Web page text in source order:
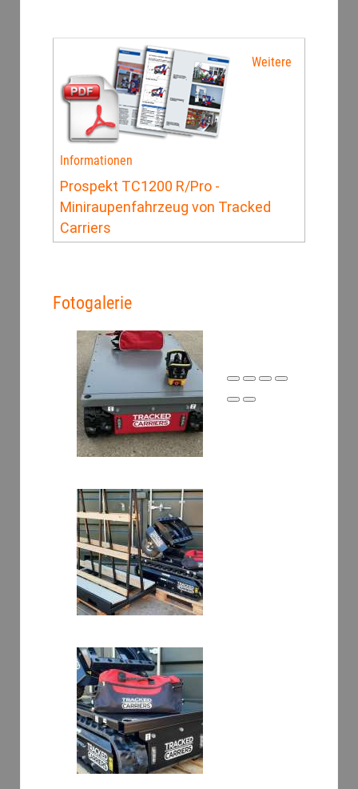
Weitere
Informationen
Prospekt TC1200 R/Pro -
Miniraupenfahrzeug von Tracked
Carriers
Fotogalerie